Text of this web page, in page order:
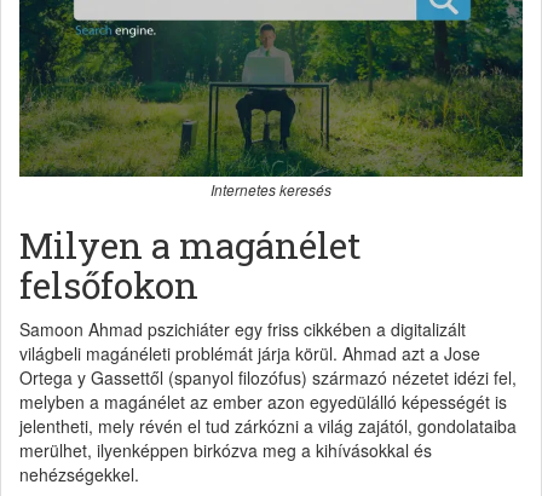
Internetes keresés
Milyen a magánélet
felsőfokon
Samoon Ahmad pszichiáter egy friss cikkében a digitalizált
világbeli magánéleti problémát járja körül. Ahmad azt a Jose
Ortega y Gassettől (spanyol filozófus) származó nézetet idézi fel,
melyben a magánélet az ember azon egyedülálló képességét is
jelentheti, mely révén el tud zárkózni a világ zajától, gondolataiba
merülhet, ilyenképpen birkózva meg a kihívásokkal és
nehézségekkel.